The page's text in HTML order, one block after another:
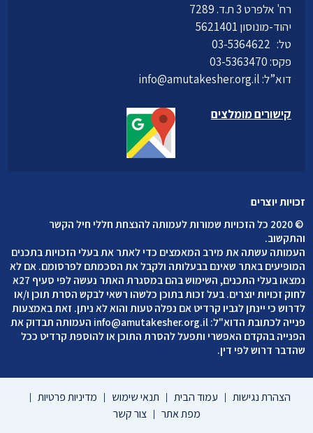
זכויות יוצרים
©
2020 כל הזכויות שמורות לעמותה להנצחת חללי חיל הקשר
והתקשוב.
העמותה עשתה את מירב המאמצים כדי לאתר את בעלי הזכויות בתכנים
המופיעים באתר שאינם בבעלותה ולקבל את הסכמתם לפרסומם. אם לא
נמצאו בעלי התכנים, השימוש בהם במסגרת האתר נעשה לפי סעיף 27א
לחוק זכויות יוצרים. בעל זכות בתוכן כלשהו רשאי לבקש הסרת תוכן ו/או
לדרוש כי יינתן לגביו קרדיט אם נפלה טעות והוא לא ניתן. זאת באמצעות
פנייה לכתובת הדוא"ל: info@amutakesher.org.il העמותה תבדוק את
הפנייה בהקדם האפשרי ותפעל להסרת התוכן או להוספת קרדיט ככל
שהדבר דרוש לפי דין.
רח' אלפרט 3 ת.ד. 7289
יהוד-מונוסון 5621401
טל:
פקס: 03-5363470
דוא”ל:info@amutakesher.org.il
קישורים מומלצים
הצהרת נגישות עמוד הבית תנאי שימוש
מדיניות פרטיות
מפת אתר
צור קשר